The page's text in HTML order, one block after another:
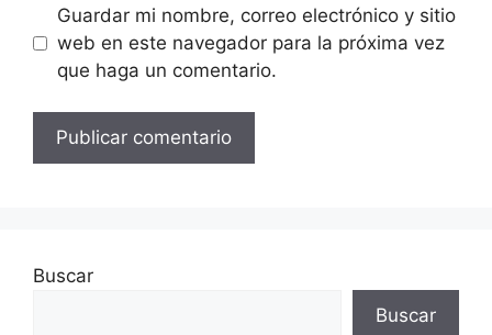
Guardar mi nombre, correo electrónico y sitio
web en este navegador para la próxima vez
que haga un comentario.
Buscar
Buscar